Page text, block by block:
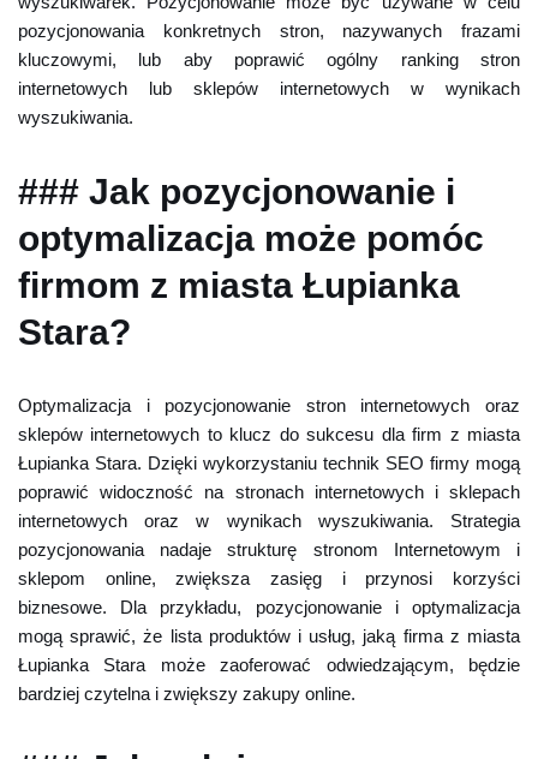
pozycjonowania konkretnych stron, nazywanych frazami
kluczowymi, lub aby poprawić ogólny ranking stron
internetowych lub sklepów internetowych w wynikach
wyszukiwania.
### Jak pozycjonowanie i
optymalizacja może pomóc
firmom z miasta Łupianka
Stara?
Optymalizacja i pozycjonowanie stron internetowych oraz
sklepów internetowych to klucz do sukcesu dla firm z miasta
Łupianka Stara. Dzięki wykorzystaniu technik SEO firmy mogą
poprawić widoczność na stronach internetowych i sklepach
internetowych oraz w wynikach wyszukiwania. Strategia
pozycjonowania nadaje strukturę stronom Internetowym i
sklepom online, zwiększa zasięg i przynosi korzyści
biznesowe. Dla przykładu, pozycjonowanie i optymalizacja
mogą sprawić, że lista produktów i usług, jaką firma z miasta
Łupianka Stara może zaoferować odwiedzającym, będzie
bardziej czytelna i zwiększy zakupy online.